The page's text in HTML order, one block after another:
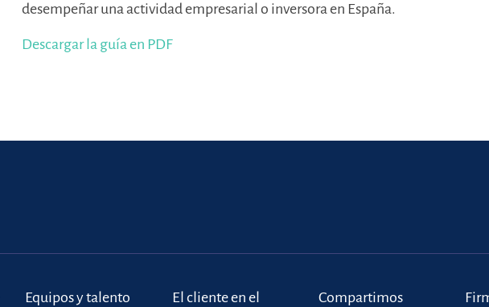
desempeñar una actividad empresarial o inversora en España.
Descargar la guía en PDF
Equipos y talento
El cliente en el
Compartimos